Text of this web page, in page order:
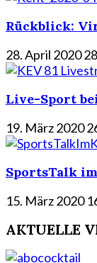
Rückblick:
28. April 2020
Live-Sport
19. März 2020
SportsTalk
15. März 2020
AKTUELLE